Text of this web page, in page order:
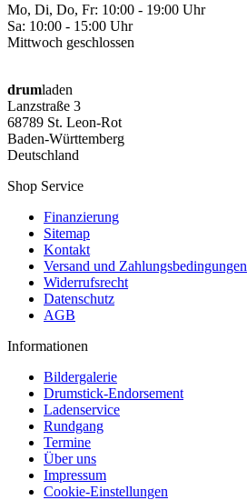
Mo, Di, Do, Fr: 10:00 - 19:00 Uhr
Sa: 10:00 - 15:00 Uhr
Mittwoch geschlossen
drumladen
Lanzstraße 3
68789 St. Leon-Rot
Baden-Württemberg
Deutschland
Shop Service
Finanzierung
Sitemap
Kontakt
Versand und Zahlungsbedingungen
Widerrufsrecht
Datenschutz
AGB
Informationen
Bildergalerie
Drumstick-Endorsement
Ladenservice
Rundgang
Termine
Über uns
Impressum
Cookie-Einstellungen